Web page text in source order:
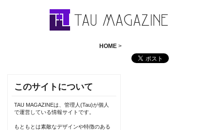
HOME>
このサイトについて
TAU MAGAZINEは、管理人(Tau)が個人
で運営している情報サイトです。
もともとは素敵なデザインや特徴のある